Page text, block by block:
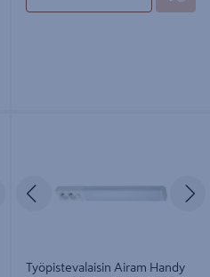
Seuraava
Työpistevalaisin Airam Handy